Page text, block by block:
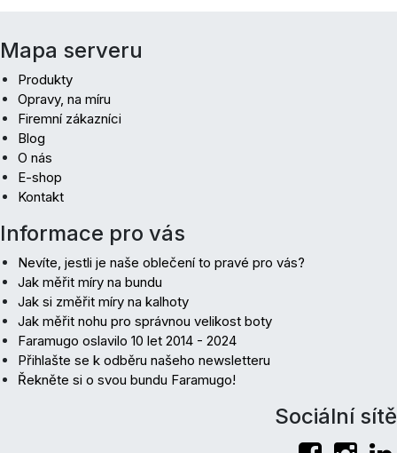
Mapa serveru
Produkty
Opravy, na míru
Firemní zákazníci
Blog
O nás
E-shop
Kontakt
Informace pro vás
Nevíte, jestli je naše oblečení to pravé pro vás?
Jak měřit míry na bundu
Jak si změřit míry na kalhoty
Jak měřit nohu pro správnou velikost boty
Faramugo oslavilo 10 let 2014 - 2024
Přihlašte se k odběru našeho newsletteru
Řekněte si o svou bundu Faramugo!
Sociální sítě